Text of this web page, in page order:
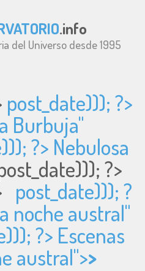
.info
del Universo desde 1995
post_date))); ?>
Burbuja"
?> Nebulosa
?>
post_date))); ?
noche austral"
?> Escenas
austral">>